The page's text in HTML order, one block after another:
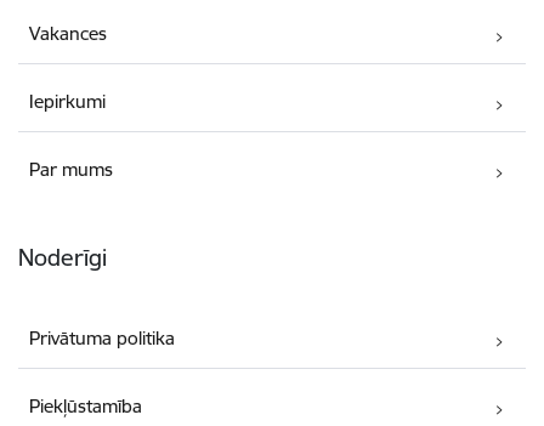
Vakances
Iepirkumi
Par mums
Noderīgi
Privātuma politika
Piekļūstamība